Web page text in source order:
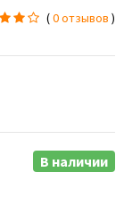
(0 отзывов )
В наличии